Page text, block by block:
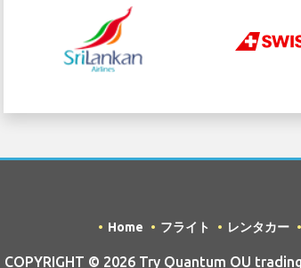
Home フライト レンタカー
COPYRIGHT © 2026 Try Quantum OU